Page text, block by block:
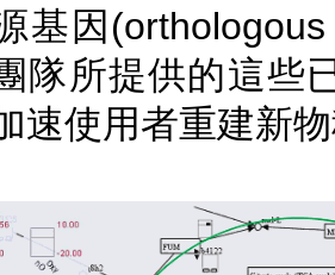
基因
隊所提供的這些
速使用者重建新